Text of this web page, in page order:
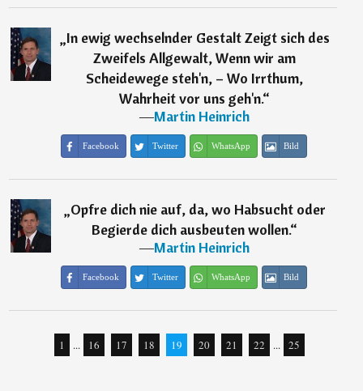
„In ewig wechselnder Gestalt Zeigt sich des
Zweifels Allgewalt, Wenn wir am
Scheidewege steh'n, – Wo Irrthum,
Wahrheit vor uns geh'n.“
―Martin Heinrich
Facebook Twitter WhatsApp Bild
„Opfre dich nie auf, da, wo Habsucht oder
Begierde dich ausbeuten wollen.“
―Martin Heinrich
Facebook Twitter WhatsApp Bild
1 ... 16 17 18 19 20 21 22 ... 25